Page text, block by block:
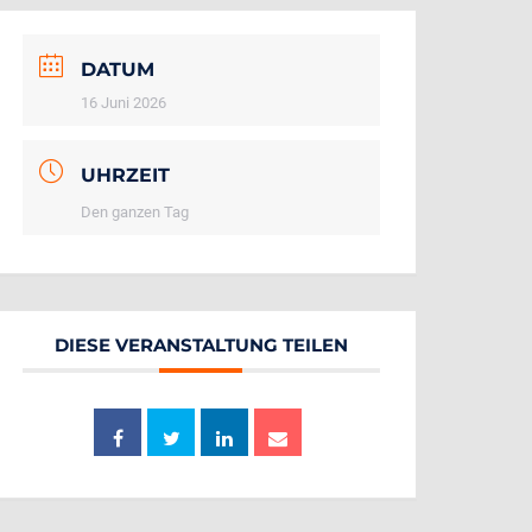
DATUM
16 Juni 2026
UHRZEIT
Den ganzen Tag
DIESE VERANSTALTUNG TEILEN